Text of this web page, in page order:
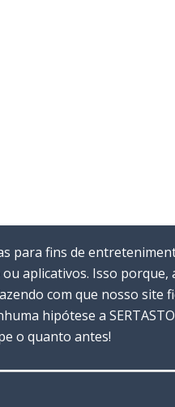
para fins de
aplicativos. Isso
com que nosso site
hipótese a
o quanto antes!